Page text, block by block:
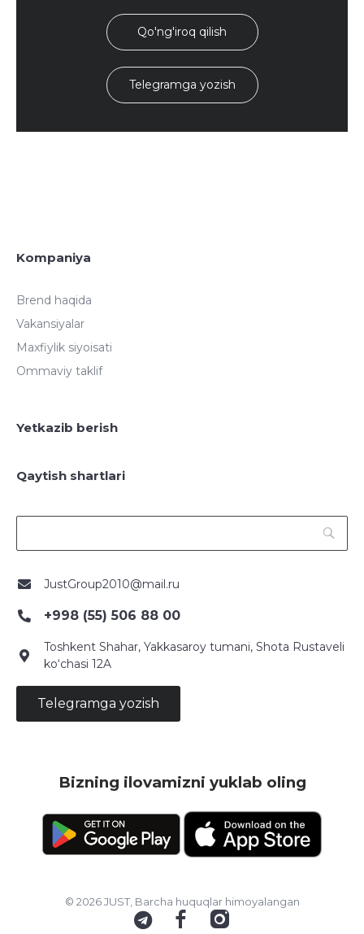
Qo'ng'iroq qilish
Telegramga yozish
Kompaniya
Brend haqida
Vakansiyalar
Maxfiylik siyoisati
Ommaviy taklif
Yetkazib berish
Qaytish shartlari
JustGroup2010@mail.ru
+998 (55) 506 88 00
Toshkent Shahar, Yakkasaroy tumani, Shota Rustaveli
ko‘chasi 12A
Telegramga yozish
Bizning ilovamizni yuklab oling
© 2026 JUST, Barcha huquqlar himoyalangan